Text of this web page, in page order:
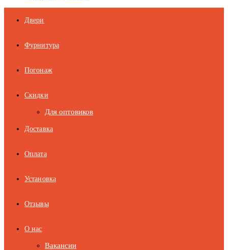
Двери
Фурнитура
Погонаж
Скидки
Для оптовиков
Доставка
Оплата
Установка
Отзывы
О нас
Вакансии